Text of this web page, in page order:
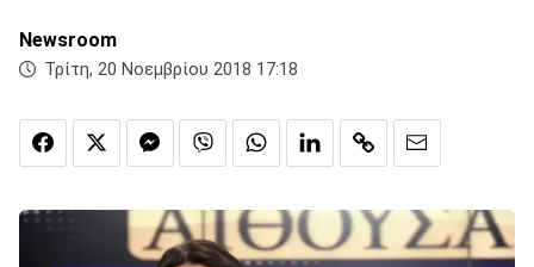
Newsroom
Τρίτη, 20 Νοεμβρίου 2018 17:18